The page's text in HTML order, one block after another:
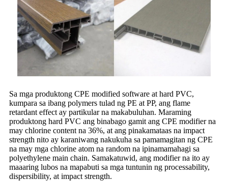
Sa mga produktong CPE modified software at hard PVC,
kumpara sa ibang polymers tulad ng PE at PP, ang flame
retardant effect ay partikular na makabuluhan. Maraming
produktong hard PVC ang binabago gamit ang CPE modifier na
may chlorine content na 36%, at ang pinakamataas na impact
strength nito ay karaniwang nakukuha sa pamamagitan ng CPE
na may mga chlorine atom na random na ipinamamahagi sa
polyethylene main chain. Samakatuwid, ang modifier na ito ay
maaaring lubos na mapabuti sa mga tuntunin ng processability,
dispersibility, at impact strength.